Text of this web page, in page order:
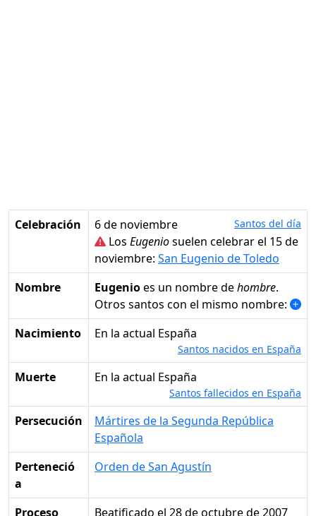
Celebración 6 de noviembre Santos del día
Los Eugeniosuelen celebrar el 15 de
noviembre: San Eugenio de Toledo
Nombre
Eugenioes un nombre dehombre.
Otros santos con el mismo nombre:
Nacimiento
en la actual España
Santos nacidos en España
Muerte en la actual España
Santos fallecidos en España
Persecución
Mártires de la Segunda República
Española
Perteneció
a
Orden de San Agustín
Proceso Beatificado el 28 de octubre de 2007